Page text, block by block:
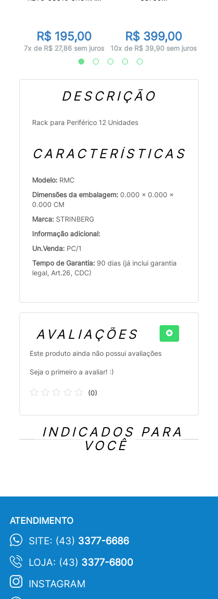
R$ 195,00
7x de R$ 27,86 sem juros
R$ 399,00
10x de R$ 39,90 sem juros
DESCRIÇÃO
Rack para Periférico 12 Unidades
CARACTERÍSTICAS
Modelo: RMC
Dimensões da embalagem: 0.000 x 0.000 x
0.000 CM
Marca: STRINBERG
Informação adicional:
Un.Venda: PC/1
Tempo de Garantia: 90 dias (já inclui garantia
legal, Art.26, CDC)
AVALIAÇÕES
Este produto ainda não possui avaliações
Seja o primeiro a avaliar! :)
(0)
INDICADOS PARA
VOCÊ
ATENDIMENTO
SITE: (43) 3377-6686
LOJA: (43) 3377-6800
INSTAGRAM